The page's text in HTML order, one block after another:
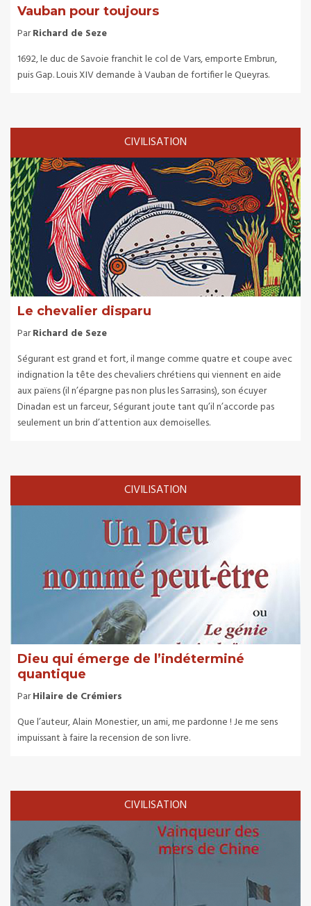
Vauban pour toujours
ParRichard de Seze
1692, le duc de Savoie franchit le col de Vars, emporte Embrun,
puis Gap. Louis XIV demande à Vauban de fortifier le Queyras.
CIVILISATION
Le chevalier disparu
ParRichard de Seze
Ségurant est grand et fort, il mange comme quatre et coupe avec
indignation la tête des chevaliers chrétiens qui viennent en aide
aux païens (il n’épargne pas non plus les Sarrasins), son écuyer
Dinadan est un farceur, Ségurant joute tant qu’il n’accorde pas
seulement un brin d’attention aux demoiselles.
CIVILISATION
Dieu qui émerge de l’indéterminé
quantique
ParHilaire de Crémiers
Que l’auteur, Alain Monestier, un ami, me pardonne ! Je me sens
impuissant à faire la recension de son livre.
CIVILISATION